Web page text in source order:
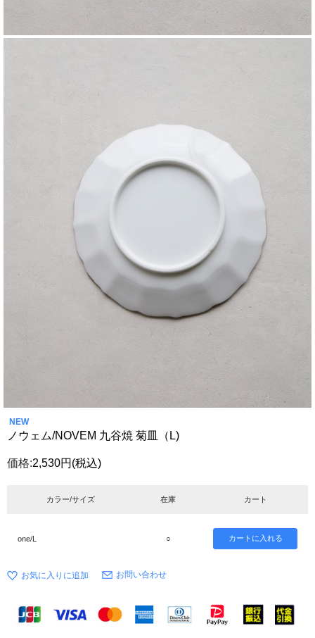
NEW
ノウェム/NOVEM 九谷焼 菊皿（L)
価格:2,530円 (税込)
カラー/サイズ 在庫 カート
one/L ○
お問い合わせ